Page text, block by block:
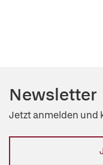
Newsletter
Jetzt anmelden und